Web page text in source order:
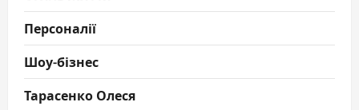
Персоналії
Шоу-бізнес
Тарасенко Олеся